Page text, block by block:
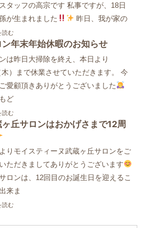
タッフの高宗です 私事ですが、18日
が生まれました
昨日、我が家の
読む
年末年始休暇のお知らせ
は昨日大掃除を終え、本日より
木）まで休業させていただきます。 今
愛顧頂きありがとうございました
ど
読む
丘サロンはおかげさまで12周
りモイスティーヌ武蔵ヶ丘サロンをご
ただきましてありがとうございます
ロンは、12回目のお誕生日を迎えるこ
来ま
読む